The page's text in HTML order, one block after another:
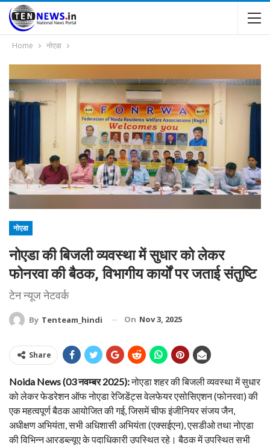
Home नोएडा
नोएडा
नोएडा की बिजली व्यवस्था में सुधार को लेकर
फोनरवा की बैठक, विभागीय कार्यों पर जताई संतुष्टि
टेन न्यूज नेटवर्क
By Tenteam_hindi On Nov 3, 2025
Share
Noida News (03 नवम्बर 2025):नोएडा शहर की बिजली व्यवस्था में सुधार
को लेकर फेडरेशन ऑफ नोएडा रेजिडेंट्स वेलफेयर एसोसिएशन (फोनरवा) की
एक महत्वपूर्ण बैठक आयोजित की गई, जिसमें चीफ इंजीनियर संजय जैन,
अधीक्षण अभियंता, सभी अधिशासी अभियंता (एक्सईएन), एसडीओ तथा नोएडा
की विभिन्न आरडब्ल्यूए के पदाधिकारी उपस्थित रहे। बैठक में उपस्थित सभी